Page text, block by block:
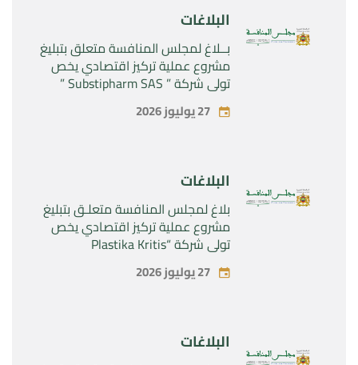
البلاغات
بــلاغ لمجلس المنافسة متعلق بتبليغ
مشروع عملية تركيز اقتصادي يخص
تولي شركة ” Substipharm SAS ”
المراقبة الحصرية للأصول والحقوق
المتعلقة بالمنتجين الصيدلانيين”
27 يوليوز 2026
البلاغات
بلاغ لمجلس المنافسة متعلـق بتبليغ
مشروع عملية تركيز اقتصادي يخص
تولي شركة “Plastika Kritis
SA”المراقبة الحصرية لشركة
“Naturplas Industrial SARL” 27 يوليوز 2026
البلاغات